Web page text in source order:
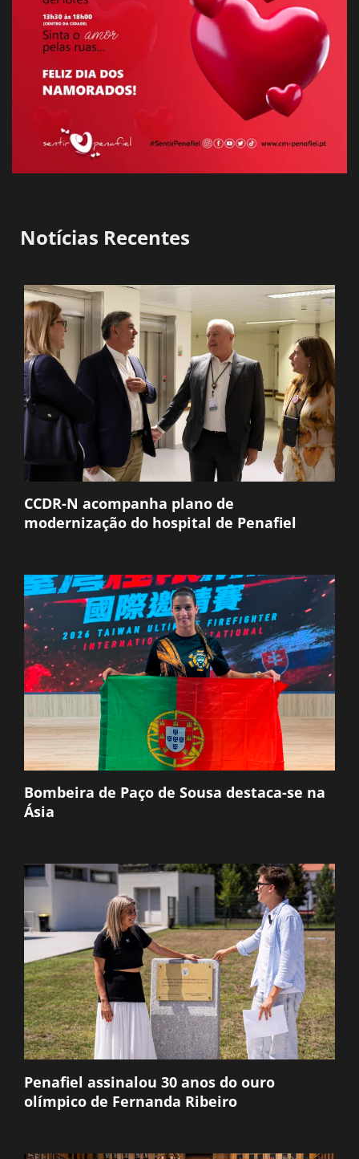
Notícias Recentes
CCDR-N acompanha plano de
modernização do hospital de Penafiel
Bombeira de Paço de Sousa destaca-se na
Ásia
Penafiel assinalou 30 anos do ouro
olímpico de Fernanda Ribeiro